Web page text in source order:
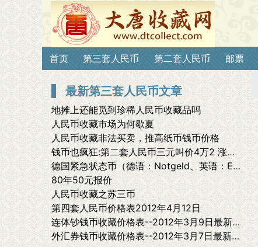
首页 第三套人民币 第二套人民币 邮票
最新第三套人民币文章
地摊上还能觅到珍稀人民币收藏品吗
人民币收藏市场为何歇夏
人民币收藏非法买卖，推高纸币钱币价格
钱币也疯狂:第二套人民币三元叫价4万2 涨幅1万4千倍
德国紧急状态币（德语：Notgeld、英语：Emergency Money in Germany），在第一次世界大战和其后一段时间内发行
80年50元报价
人民币收藏之苏三币
第四套人民币价格表2012年4月12日
连体钞钱币收藏价格表--2012年3月9日最新价格表
外汇券钱币收藏价格表--2012年3月7日最新价格表